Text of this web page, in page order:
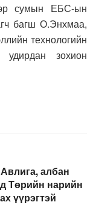
сумын ЕБС-ын
багш О.Энхмаа,
технологийн
зохион
албан
Төрийн нарийн
үүрэгтэй